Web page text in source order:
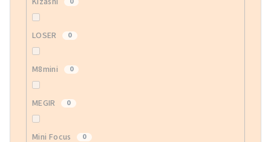
LOSER 0
M8mini 0
MEGIR 0
Mini Focus 0